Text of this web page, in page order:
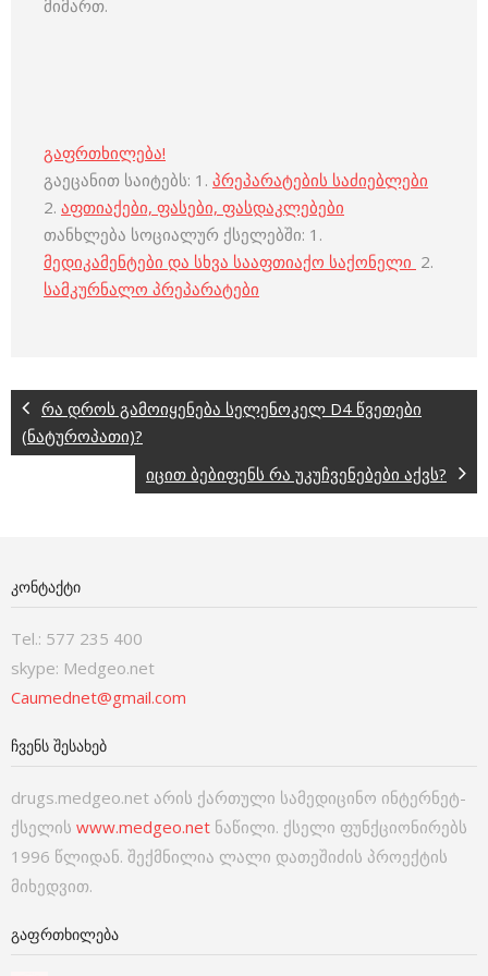
მიმართ.
გაფრთხილება!
გაეცანით საიტებს: 1. პრეპარატების საძიებლები
2. აფთიაქები, ფასები, ფასდაკლებები
თანხლება სოციალურ ქსელებში: 1.
მედიკამენტები და სხვა სააფთიაქო საქონელი 2.
სამკურნალო პრეპარატები
რა დროს გამოიყენება სელენოკელ D4 წვეთები
(ნატუროპათი)?
იცით ბებიფენს რა უკუჩვენებები აქვს?
ᲙᲝᲜᲢᲐᲥᲢᲘ
Tel.: 577 235 400
skype: Medgeo.net
Caumednet@gmail.com
ᲩᲕᲔᲜᲡ ᲨᲔᲡᲐᲮᲔᲑ
drugs.medgeo.net არის ქართული სამედიცინო ინტერნეტ-
ქსელის www.medgeo.net ნაწილი. ქსელი ფუნქციონირებს
1996 წლიდან. შექმნილია ლალი დათეშიძის პროექტის
მიხედვით.
ᲒᲐᲤᲠᲗᲮᲘᲚᲔᲑᲐ